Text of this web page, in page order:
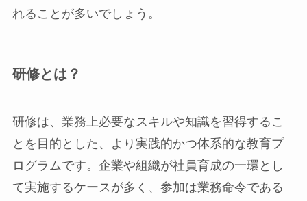
れることが多いでしょう。
研修とは？
研修は、業務上必要なスキルや知識を習得するこ
とを目的とした、より実践的かつ体系的な教育プ
ログラムです。企業や組織が社員育成の一環とし
て実施するケースが多く、参加は業務命令である